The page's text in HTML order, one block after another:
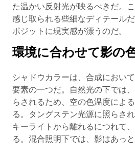
た温かい反射光が映るべきだ。
感じ取られる些細なディテール
ポジットに現実感が漂うのだ。
環境に合わせて影の
シャドウカラーは、合成におい
要素の一つだ。自然光の下では
らされるため、空の色温度によ
る。タングステン光源に照らさ
キーライトから離れるにつれて
る。混合照明下では、影はあっ